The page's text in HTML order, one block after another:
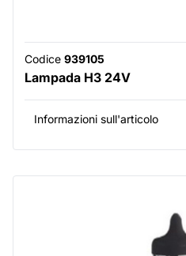
Codice 939105
Lampada H3 24V
Informazioni sull'articolo